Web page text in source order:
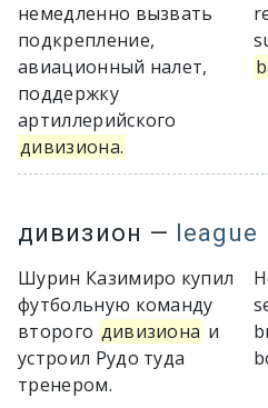
немедленно вызвать
подкрепление,
авиационный налет,
поддержку
артиллерийского
дивизиона.
дивизион — league
Шурин Казимиро купил
футбольную команду
второго дивизиона и
устроил Рудо туда
тренером.